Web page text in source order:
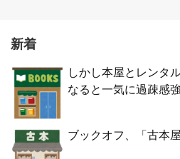
新着
しかし本屋とレンタ
なると一気に過疎感
ブックオフ、「古本